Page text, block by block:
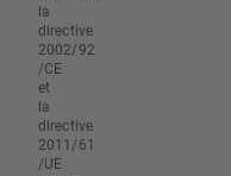
la
directive
2002/92
/CE
et
la
directive
2011/61
/UE